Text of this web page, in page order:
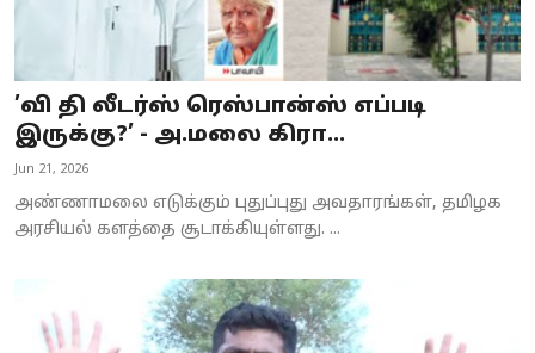
’வி தி லீடர்ஸ் ரெஸ்பான்ஸ் எப்படி
இருக்கு?’ - அ.மலை கிரா...
Jun 21, 2026
அண்ணாமலை எடுக்கும் புதுப்புது அவதாரங்கள், தமிழக
அரசியல் களத்தை சூடாக்கியுள்ளது. ...